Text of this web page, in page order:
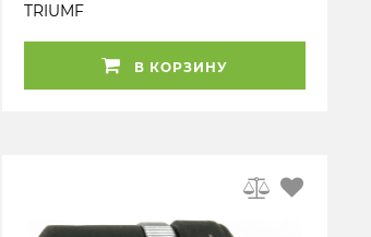
TRIUMF
В КОРЗИНУ